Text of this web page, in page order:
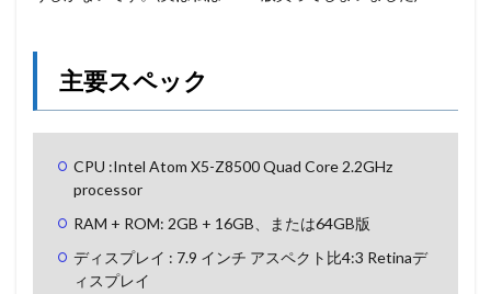
主要スペック
CPU :Intel Atom X5-Z8500 Quad Core 2.2GHz
processor
RAM + ROM: 2GB + 16GB、または64GB版
ディスプレイ : 7.9 インチ アスペクト比4:3 Retinaデ
ィスプレイ